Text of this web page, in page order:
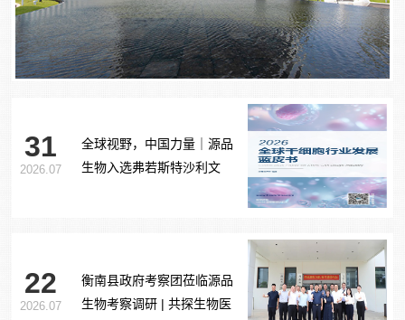
31
2026.07
全球视野，中国力量｜源品
生物入选弗若斯特沙利文
22
2026.07
衡南县政府考察团莅临源品
生物考察调研 | 共探生物医